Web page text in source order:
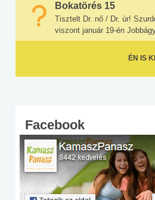
Bokatörés 15
Tisztelt Dr. nő / Dr. úr!
viszont január 19-én
ÉN IS
Facebook